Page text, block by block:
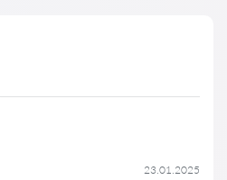
23.01.2025